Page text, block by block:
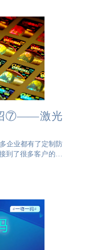
⑦——激光
企业都有了定制防
到了很多客户的委
光全息镭射是什么